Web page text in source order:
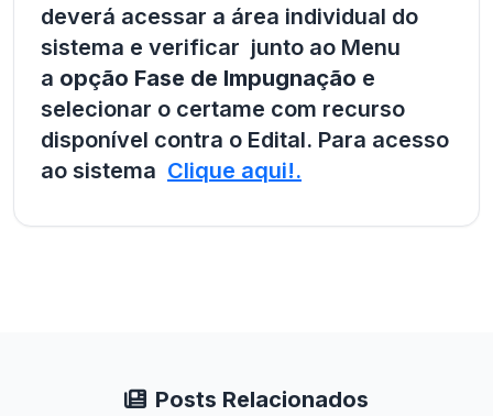
deverá acessar a área individual do
sistema e verificar junto ao Menu
a opção Fase de Impugnação e
selecionar o certame com recurso
disponível contra o Edital. Para acesso
ao sistema Clique aqui!.
Posts Relacionados